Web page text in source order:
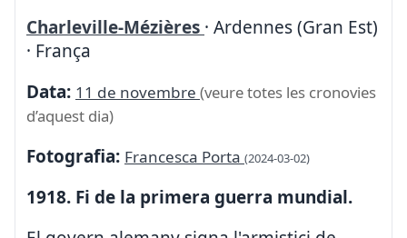
Charleville-Mézières · Ardennes (Gran Est)
· França
Data: 11 de novembre (veure totes les cronovies
d’aquest dia)
Fotografia: Francesca Porta (2024-03-02)
1918. Fi de la primera guerra mundial.